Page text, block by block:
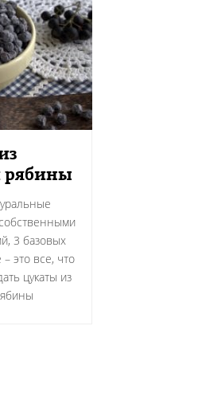
рябины
3 базовых
это все, что
цукаты из